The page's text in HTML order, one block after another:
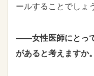
ールすることでしょ
――女性医師にとっ
があると考えますか。